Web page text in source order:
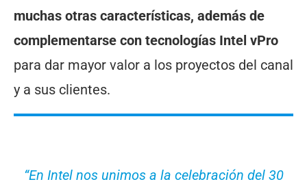
muchas otras características, además de
complementarse con tecnologías Intel vPro
para dar mayor valor a los proyectos del canal
y a sus clientes.
“En Intel nos unimos a la celebración del 30